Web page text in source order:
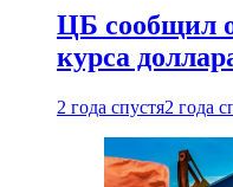
ЦБ сообщил
курса
2 года спустя2 года